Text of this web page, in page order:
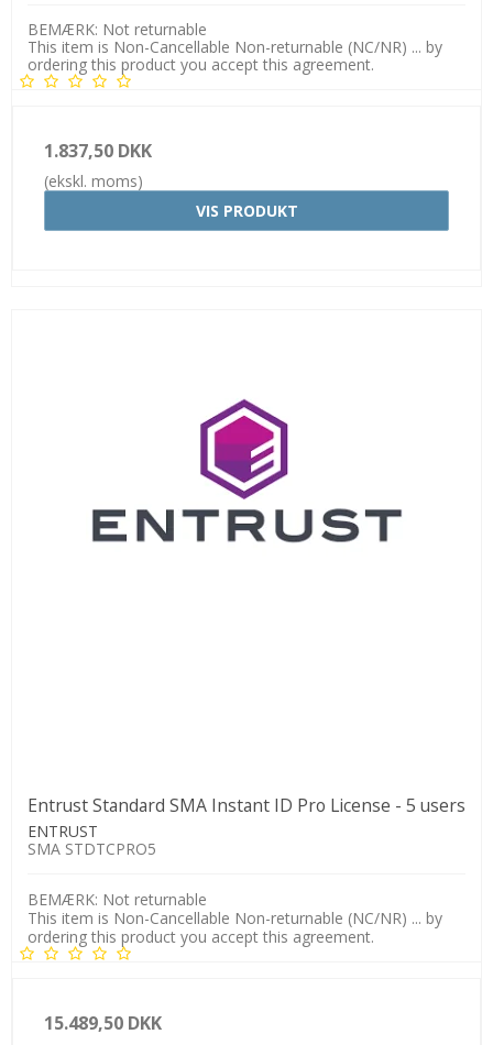
BEMÆRK: Not returnable
This item is Non-Cancellable Non-returnable (NC/NR) ... by
ordering this product you accept this agreement.
1.837,50 DKK
(ekskl. moms)
VIS PRODUKT
Entrust Standard SMA Instant ID Pro License - 5 users
ENTRUST
SMA STDTCPRO5
BEMÆRK: Not returnable
This item is Non-Cancellable Non-returnable (NC/NR) ... by
ordering this product you accept this agreement.
15.489,50 DKK